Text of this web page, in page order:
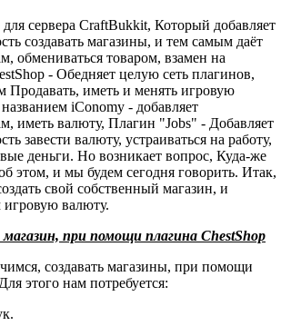
сервера CraftBukkit, Который добавляет
создавать магазины, и тем самым даёт
обмениваться товаром, взамен на
- Обедняет целую сеть плагинов,
Продавать, иметь и менять игровую
iConomy - добавляет
иметь валюту, Плагин "Jobs" - Добавляет
завести валюту, устраиваться на работу,
деньги. Но возникает вопрос, Куда-же
этом, и мы будем сегодня говорить. Итак,
свой собственный магазин, и
игровую валюту.
магазин, при помощи плагина ChestShop
создавать магазины, при помощи
этого нам потребуется: